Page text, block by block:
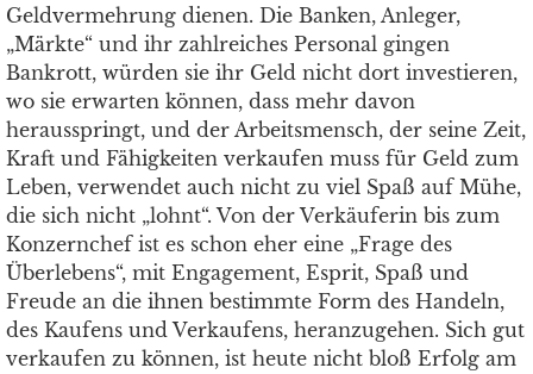
Geldvermehrung dienen. Die Banken, Anleger,
„Märkte“ und ihr zahlreiches Personal gingen
Bankrott, würden sie ihr Geld nicht dort investieren,
wo sie erwarten können, dass mehr davon
herausspringt, und der Arbeitsmensch, der seine Zeit,
Kraft und Fähigkeiten verkaufen muss für Geld zum
Leben, verwendet auch nicht zu viel Spaß auf Mühe,
die sich nicht „lohnt“. Von der Verkäuferin bis zum
Konzernchef ist es schon eher eine „Frage des
Überlebens“, mit Engagement, Esprit, Spaß und
Freude an die ihnen bestimmte Form des Handeln,
des Kaufens und Verkaufens, heranzugehen. Sich gut
verkaufen zu können, ist heute nicht bloß Erfolg am